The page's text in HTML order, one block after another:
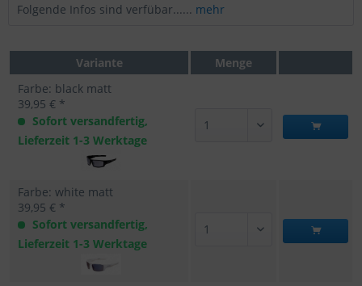
Folgende Infos sind verfübar...... mehr
Variante
Menge
Farbe: black matt
39,95 € *
Sofort versandfertig,
Lieferzeit 1-3 Werktage
Farbe: white matt
39,95 € *
Sofort versandfertig,
Lieferzeit 1-3 Werktage